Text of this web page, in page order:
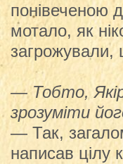
понівеченою
мотало, як
загрожували,
— Тобто,
зрозуміти
— Так,
написав цілу